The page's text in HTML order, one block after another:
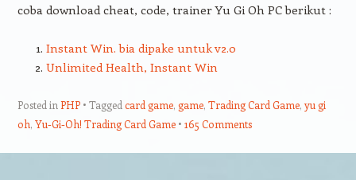
coba download cheat, code, trainer Yu Gi Oh PC berikut :
Instant Win. bia dipake untuk v2.0
Unlimited Health, Instant Win
Posted in PHP Tagged card game, game, Trading Card Game,yu gi
oh, Yu-Gi-Oh! Trading Card Game 165 Comments